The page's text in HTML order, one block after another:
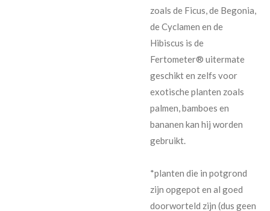
zoals de Ficus, de Begonia,
de Cyclamen en de
Hibiscus is de
Fertometer® uitermate
geschikt en zelfs voor
exotische planten zoals
palmen, bamboes en
bananen kan hij worden
gebruikt.
*planten die in potgrond
zijn opgepot en al goed
doorworteld zijn (dus geen